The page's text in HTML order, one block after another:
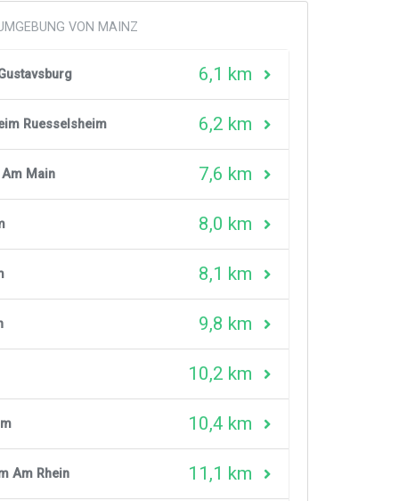
VON MAINZ
6,1 km
Ruesselsheim 6,2 km
Main 7,6 km
8,0 km
8,1 km
9,8 km
10,2 km
10,4 km
Am Rhein 11,1 km